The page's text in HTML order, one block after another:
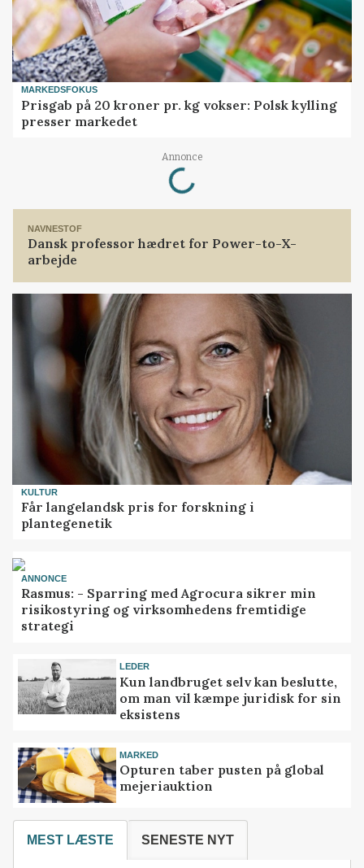
MARKEDSFOKUS
Prisgab på 20 kroner pr. kg vokser: Polsk kylling
presser markedet
Annonce
Loading...
NAVNESTOF
Dansk professor hædret for Power-to-X-
arbejde
KULTUR
Får langelandsk pris for forskning i
plantegenetik
ANNONCE
Rasmus: - Sparring med Agrocura sikrer min
risikostyring og virksomhedens fremtidige
strategi
LEDER
Kun landbruget selv kan beslutte,
om man vil kæmpe juridisk for sin
eksistens
MARKED
Opturen taber pusten på global
mejeriauktion
MEST LÆSTE SENESTE NYT